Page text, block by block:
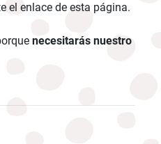
el enlace de esta página.
necesitarás nuestro